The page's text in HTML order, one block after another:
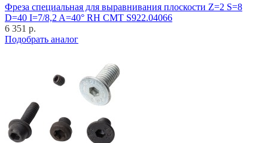
Фреза специальная для выравнивания плоскости Z=2 S=8
D=40 I=7/8,2 A=40° RH CMT S922.04066
6 351 р.
Подобрать аналог